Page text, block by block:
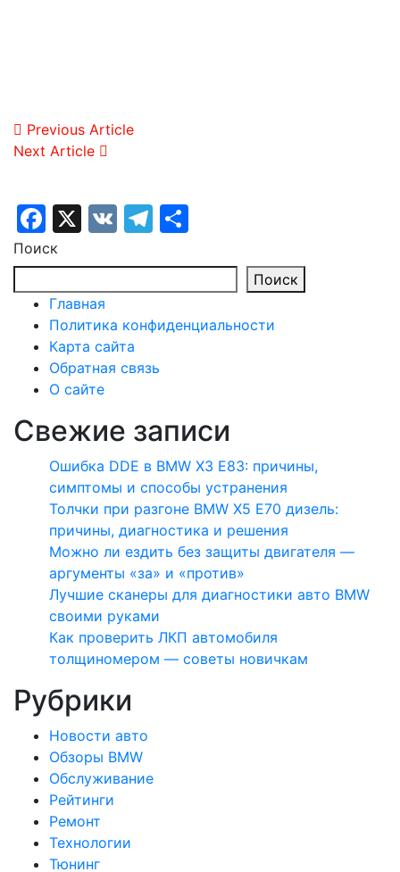
Навигация
по
записям
Previous Article
Next Article
Facebook
X VK Telegram
Поиск
Поиск
Главная
Политика конфиденциальности
Карта сайта
Обратная связь
О сайте
Свежие записи
Ошибка DDE в BMW X3 E83: причины,
симптомы и способы устранения
Толчки при разгоне BMW X5 E70 дизель:
причины, диагностика и решения
Можно ли ездить без защиты двигателя —
аргументы «за» и «против»
Лучшие сканеры для диагностики авто BMW
своими руками
Как проверить ЛКП автомобиля
толщиномером — советы новичкам
Рубрики
Новости авто
Обзоры BMW
Обслуживание
Рейтинги
Ремонт
Технологии
Тюнинг